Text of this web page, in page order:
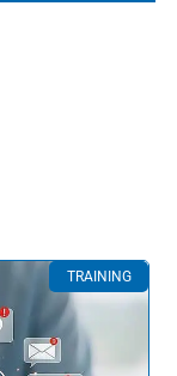
TRAINING